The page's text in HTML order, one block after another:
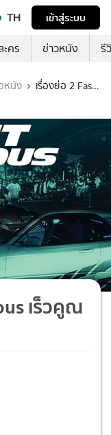
TH
เข้าสู่ระบบ
ะคร ข่าวหนัง รี
หนัง
เรื่องย่อ 2 Fast
เร็วคูณ